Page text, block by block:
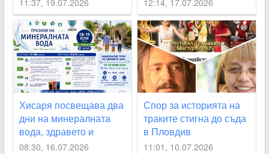
действат
11:37, 19.07.2026 12:14, 17.07.2026
Хисаря посвещава два
дни на минералната
вода, здравето и
превенцията
08:30, 16.07.2026
Спор за историята на
траките стигна до съда
в Пловдив
11:01, 10.07.2026